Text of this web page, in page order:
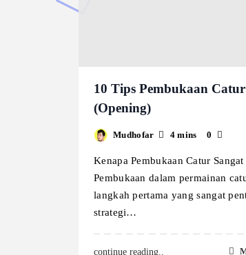
10 Tips Pembukaan Catur
(Opening)
Mudhofar 4 mins 0
Kenapa Pembukaan Catur Sangat
Pembukaan dalam permainan
langkah pertama yang sangat
strategi…
continue reading..